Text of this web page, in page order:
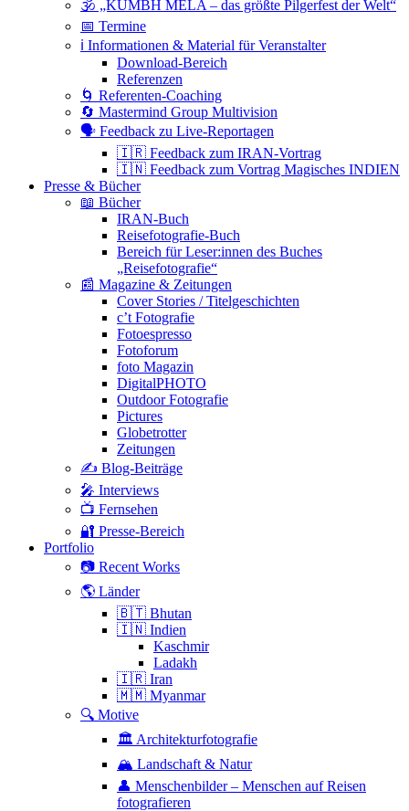
🕉 „KUMBH MELA – das größte Pilgerfest der Welt“
📅 Termine
ℹ️ Informationen & Material für Veranstalter
Download-Bereich
Referenzen
🌀 Referenten-Coaching
🔄 Mastermind Group Multivision
🗣 Feedback zu Live-Reportagen
🇮🇷 Feedback zum IRAN-Vortrag
🇮🇳 Feedback zum Vortrag Magisches INDIEN
Presse & Bücher
📖 Bücher
IRAN-Buch
Reisefotografie-Buch
Bereich für Leser:innen des Buches
„Reisefotografie“
📰 Magazine & Zeitungen
Cover Stories / Titelgeschichten
c’t Fotografie
Fotoespresso
Fotoforum
foto Magazin
DigitalPHOTO
Outdoor Fotografie
Pictures
Globetrotter
Zeitungen
✍️ Blog-Beiträge
🎤 Interviews
📺 Fernsehen
🔐 Presse-Bereich
Portfolio
📷 Recent Works
🌎 Länder
🇧🇹 Bhutan
🇮🇳 Indien
Kaschmir
Ladakh
🇮🇷 Iran
🇲🇲 Myanmar
🔍 Motive
🏛 Architekturfotografie
🏔 Landschaft & Natur
👤 Menschenbilder – Menschen auf Reisen
fotografieren